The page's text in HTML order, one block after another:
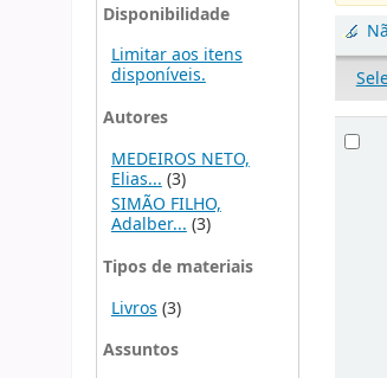
Disponibilidade
Limitar aos itens
disponíveis.
Autores
MEDEIROS NETO,
Elias... (3)
SIMÃO FILHO,
Adalber...(3)
Tipos de materiais
Livros (3)
Assuntos